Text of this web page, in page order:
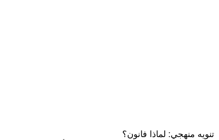
تنويه منهجي: لماذا فانون؟